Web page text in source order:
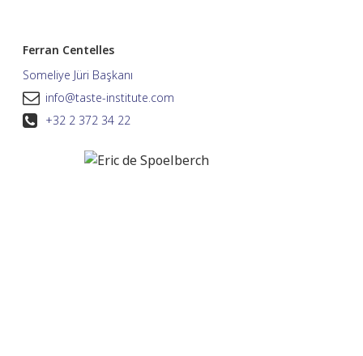
Ferran Centelles
Someliye Jüri Başkanı
info@taste-institute.com
+32 2 372 34 22